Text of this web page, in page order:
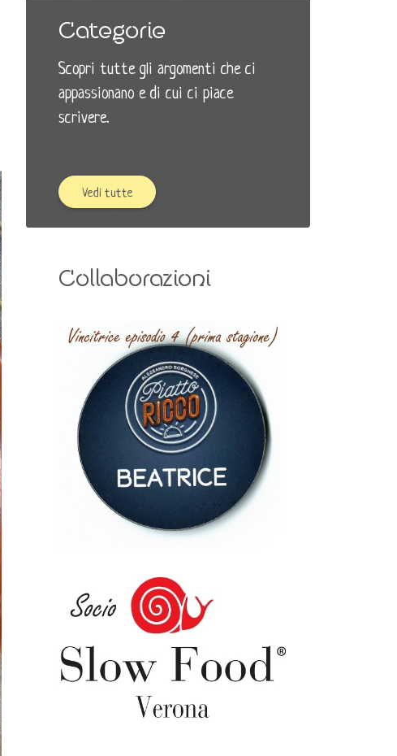
Categorie
Scopri tutte gli argomenti che ci
appassionano e di cui ci piace
scrivere.
Vedi tutte
Collaborazioni